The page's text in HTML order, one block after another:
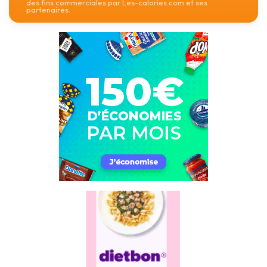
des fins commerciales par Les-calories.com et ses
partenaires.